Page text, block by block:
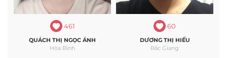
461
QUÁCH THỊ NGỌC ÁNH
Hòa Bình
60
DƯƠNG THỊ HIẾU
Bắc Giang